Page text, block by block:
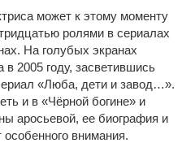
может к этому моменту
ролями в сериалах
На голубых экранах
2005 году, засветившись
«Люба, дети и завод…».
и в «Чёрной богине» и
аросьевой, ее биография и
внимания.